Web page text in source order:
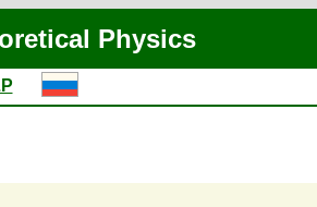
Physics